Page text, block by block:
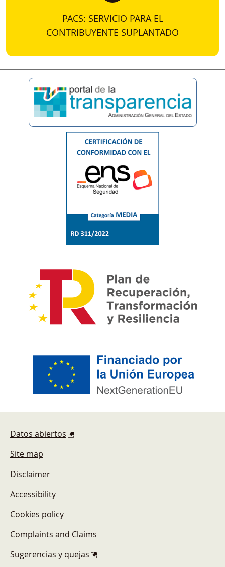
PACS: SERVICIO PARA EL
CONTRIBUYENTE SUPLANTADO
Datos abiertos
Site map
Disclaimer
Accessibility
Cookies policy
Complaints and Claims
Sugerencias y quejas